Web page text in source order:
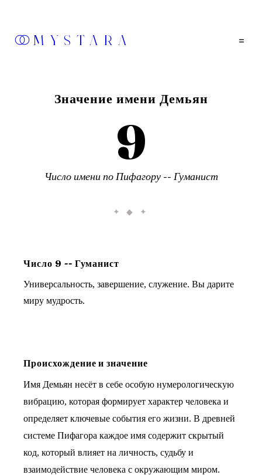
MYSTARA =
Значение имениДемьян
9
Число имени по Пифагору -- Гуманист
✦ ◆ ✦
Число 9 -- Гуманист
Универсальность, завершение, служение. Вы дарите
миру мудрость.
Происхождение и значение
Имя Демьян несёт в себе особую нумерологическую
вибрацию, которая формирует характер человека и
определяет ключевые события его жизни. В древней
системе Пифагора каждое имя содержит скрытый
код, который влияет на личность, судьбу и
взаимодействие человека с окружающим миром.